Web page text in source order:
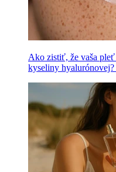
Ako zistiť, že vaša
kyseliny